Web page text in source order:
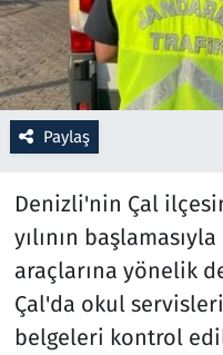
Paylaş
Denizli'nin Çal
yılının
araçlarına yönelik
Çal'da okul
belgeleri kontrol
Resmi İlanlar
Rüya Tabirleri
Savunma Sanayi
Seçim 2023
Spor